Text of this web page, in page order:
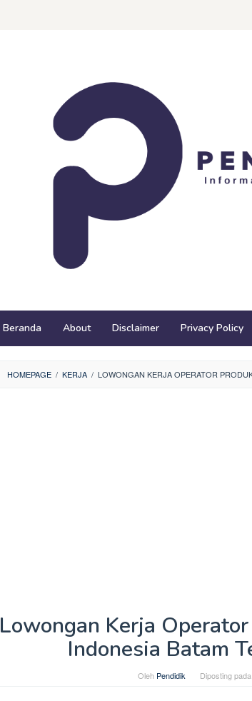
Beranda About Disclaimer Privacy Policy
HOMEPAGE / KERJA / LOWONGAN KERJA OPERATOR
Lowongan Kerja
Indonesia Batam
Oleh Pendidik Diposting pada